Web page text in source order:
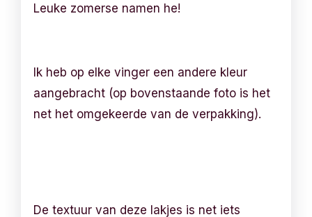
Leuke zomerse namen he!
Ik heb op elke vinger een andere kleur
aangebracht (op bovenstaande foto is het
net het omgekeerde van de verpakking).
De textuur van deze lakjes is net iets